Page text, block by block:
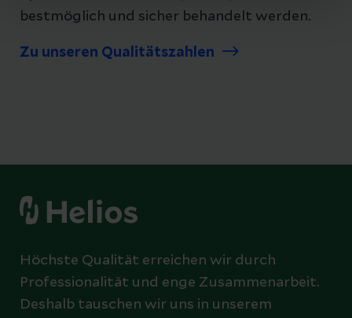
bestmöglich und sicher behandelt werden.
Zu unseren Qualitätszahlen
Höchste Qualität erreichen wir durch
Professionalität und enge Zusammenarbeit.
Deshalb tauschen wir uns in unserem